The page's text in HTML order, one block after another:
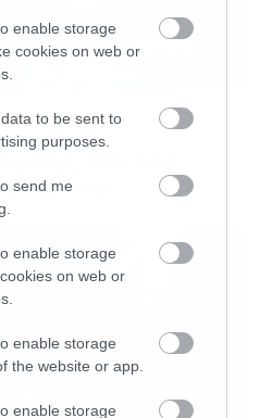
enable storage
cookies on web or
to be sent to
purposes.
send me
enable storage
on web or
enable storage
the website or app.
enable storage
είναι τα αδέρφια
κοινό σημείο όχι μόνο
σχήμα, αλλά και ότι
σε
τομείς. Ο Σπύρος,
είναι από τους
εξωφύλλων στον
του Sid